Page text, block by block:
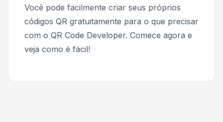
Você pode facilmente criar seus próprios
códigos QR gratuitamente para o que precisar
com o QR Code Developer. Comece agora e
veja como é fácil!